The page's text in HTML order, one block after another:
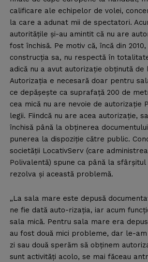
calificare ale echipelor de volei,
la care a adunat mii de spectatori.
autorităţile şi-au amintit că nu are
fost închisă. Pe motiv că, încă din
construcţia sa, nu respectă în
adică nu a avut autorizaţie obţinută de
Autorizaţia e necesară doar pentru
ce depăşeşte ca suprafaţă 200 de
cea mică nu are nevoie de autorizaţie
legii. Fiindcă nu are acea autorizaţie,
închisă până la obţinerea
punerea la dispoziţie către public.
societăţii LocativServ (care
Polivalentă) spune ca până la sfârşitul
rezolva şi această problemă.
„La sala mare este depusă
ne fie dată auto-rizaţia, iar acum
sala mică. Pentru sala mare era
au fost două mici probleme, dar le-
zi sau două sperăm să obţinem
sunt activităţi acolo, se mai făceau